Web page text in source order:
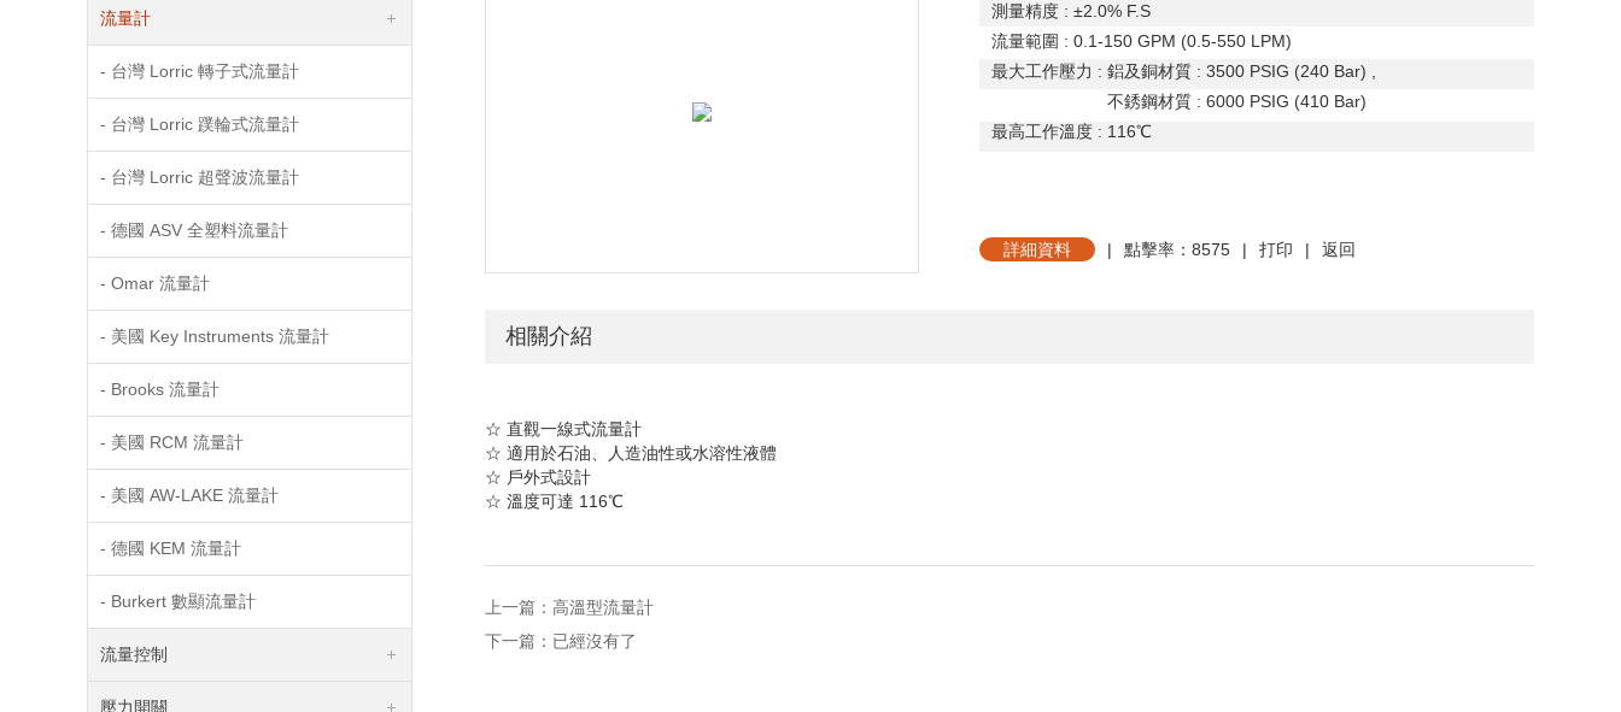
流量計
- 台灣 Lorric 轉子式流量計
- 台灣 Lorric 蹼輪式流量計
- 台灣 Lorric 超聲波流量計
- 德國 ASV 全塑料流量計
- Omar 流量計
- 美國 Key Instruments 流量計
- Brooks 流量計
- 美國 RCM 流量計
- 美國 AW-LAKE 流量計
- 德國 KEM 流量計
- Burkert 數顯流量計
流量控制
壓力開關
測量精度 : ±2.0% F.S
流量範圍 : 0.1-150 GPM (0.5-550 LPM)
最大工作壓力 : 鋁及銅材質 : 3500 PSIG (240 Bar) ,
不銹鋼材質 : 6000 PSIG (410 Bar)
最高工作溫度 : 116℃
詳細資料 | 點擊率：8575 | 打印 | 返回
相關介紹
☆ 直觀一線式流量計
☆ 適用於石油、人造油性或水溶性液體
☆ 戶外式設計
☆ 溫度可達 116℃
上一篇： 高溫型流量計
下一篇：已經沒有了